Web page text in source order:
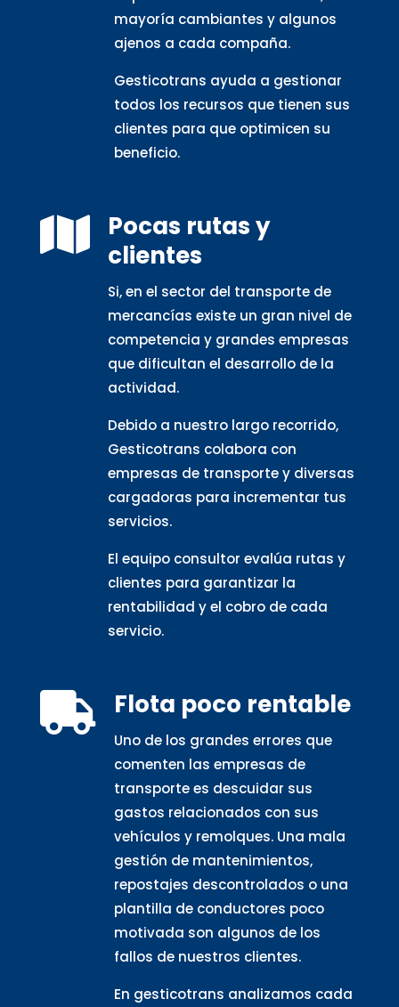
mayoría cambiantes y algunos
ajenos a cada compaña.
Gesticotrans ayuda a gestionar
todos los recursos que tienen sus
clientes para que optimicen su
beneficio.

Pocas rutas y
clientes
Si, en el sector del transporte de
mercancías existe un gran nivel de
competencia y grandes empresas
que dificultan el desarrollo de la
actividad.
Debido a nuestro largo recorrido,
Gesticotrans colabora con
empresas de transporte y diversas
cargadoras para incrementar tus
servicios.
El equipo consultor evalúa rutas y
clientes para garantizar la
rentabilidad y el cobro de cada
servicio.
 Flota poco rentable
Uno de los grandes errores que
comenten las empresas de
transporte es descuidar sus
gastos relacionados con sus
vehículos y remolques. Una mala
gestión de mantenimientos,
repostajes descontrolados o una
plantilla de conductores poco
motivada son algunos de los
fallos de nuestros clientes.
En gesticotrans analizamos cada